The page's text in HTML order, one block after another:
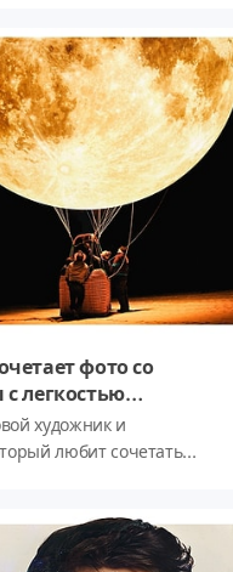
фото со
легкостью
художник и
любит сочетать
необычные и
можно
вообразить —